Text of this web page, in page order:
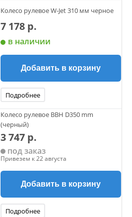
Колесо рулевое W-Jet 310 мм черное
7 178 р.
в наличии
Добавить в корзину
Подробнее
Колесо рулевое BBH D350 mm
(черный)
3 747 р.
под заказ
Привезем к 22 августа
Добавить в корзину
Подробнее